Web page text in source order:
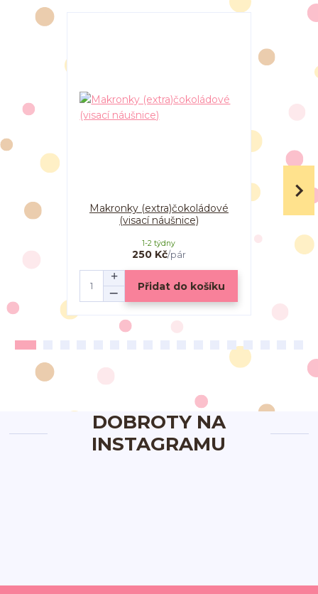
Makronky (extra)čokoládové
(visací náušnice)
250 Kč/pár
1-2 týdny
Přidat do košíku
DOBROTY NA
INSTAGRAMU